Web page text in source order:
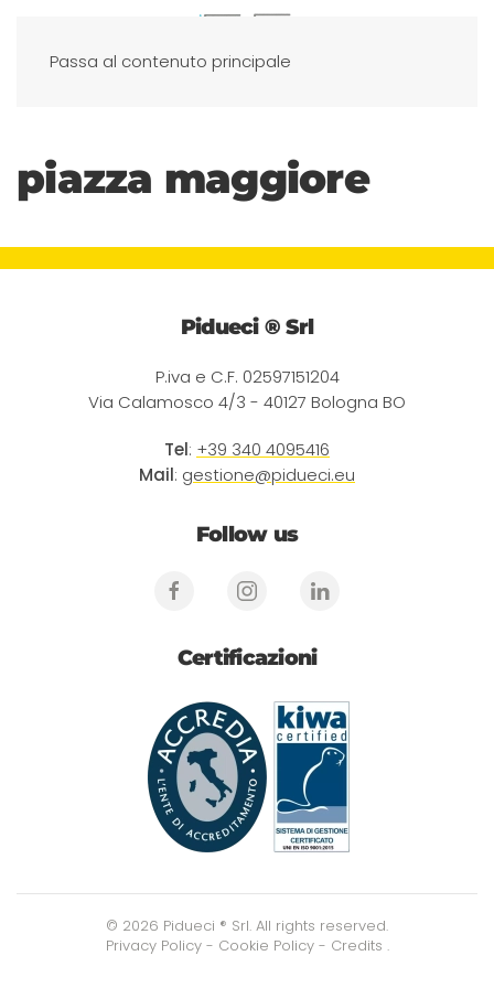
Passa al contenuto principale
piazza maggiore
Pidueci ® Srl
P.iva e C.F. 02597151204
Via Calamosco 4/3 - 40127 Bologna BO
Tel: +39 340 4095416
Mail: gestione@pidueci.eu
Follow us
Certificazioni
© 2026 Pidueci ® Srl. All rights reserved.
Privacy Policy- Cookie Policy- Credits .